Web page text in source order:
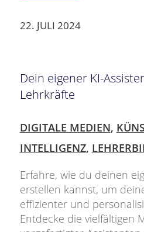
22. JULI 2024
Dein eigener KI-
Lehrkräfte
DIGITALE MEDIEN,
INTELLIGENZ,
Erfahre, wie du deinen
erstellen kannst, um
effizienter und
Entdecke die vielfältigen